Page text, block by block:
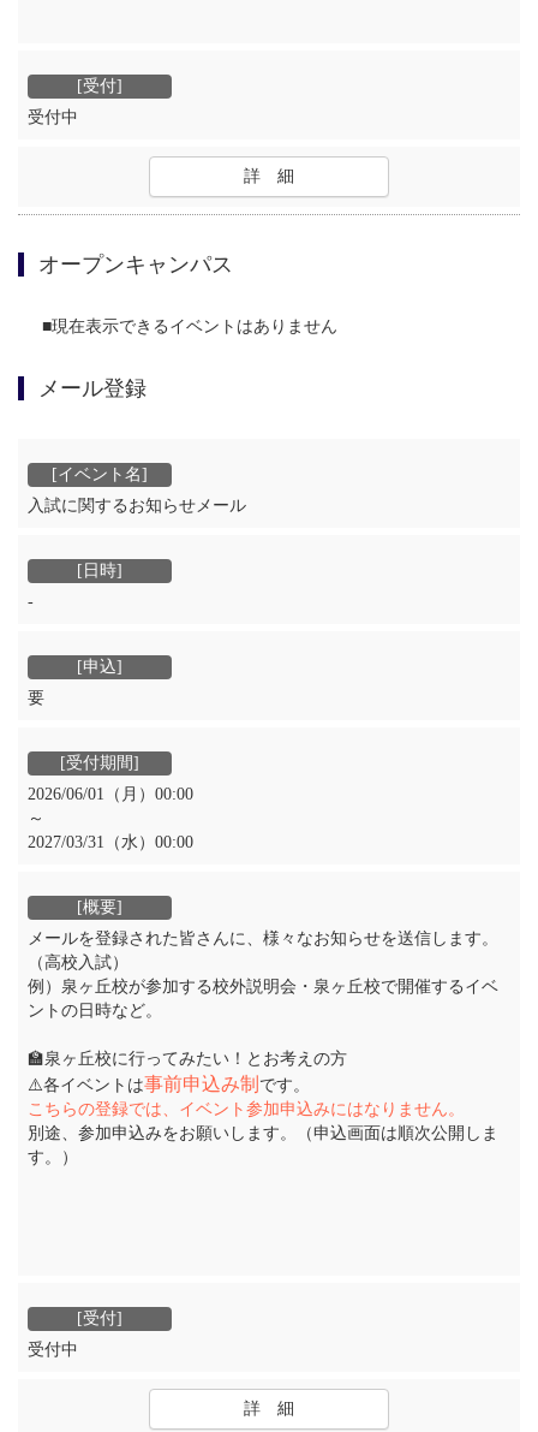
受付中
詳 細
オープンキャンパス
■現在表示できるイベントはありません
メール登録
入試に関するお知らせメール
‐
要
2026/06/01（月）00:00
～
2027/03/31（水）00:00
メールを登録された皆さんに、様々なお知らせを送信します。
（高校入試）
例）泉ヶ丘校が参加する校外説明会・泉ヶ丘校で開催するイベ
ントの日時など。
🏫泉ヶ丘校に行ってみたい！とお考えの方
⚠️各イベントは事前申込み制 です。
こちらの登録では、イベント参加申込みにはなりません。
別途、参加申込みをお願いします。（申込画面は順次公開しま
す。）
受付中
詳 細